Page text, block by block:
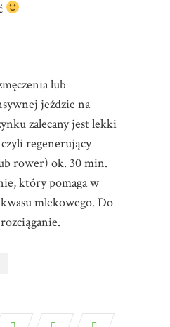
lub
jeździe na
zalecany jest lekki
regenerujący
rower) ok. 30 min.
który pomaga w
mlekowego. Do